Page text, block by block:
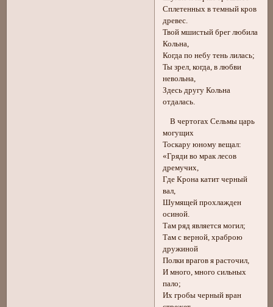
Сплетенных в темный кров
древес.
Твой мшистый брег любила
Кольна,
Когда по небу тень лилась;
Ты зрел, когда, в любви
невольна,
Здесь другу Кольна
отдалась.
В чертогах Сельмы царь
могущих
Тоскару юному вещал:
«Гряди во мрак лесов
дремучих,
Где Крона катит черный
вал,
Шумящей прохлажден
осиной.
Там ряд является могил;
Там с верной, храброю
дружиной
Полки врагов я расточил,
И много, много сильных
пало;
Их гробы черный вран